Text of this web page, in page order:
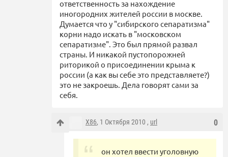
ответственность за нахождение
иногородних жителей россии в москве.
Думается что у "сибирского сепаратизма"
корни надо искать в "московском
сепаратизме". Это был прямой развал
страны. И никакой пустопорожней
риторикой о присоединении крыма к
россии (а как вы себе это представляете?)
это не закроешь. Дела говорят сами за
себя.
0
X86, 1 Октября 2010 , url
он хотел ввести уголовную